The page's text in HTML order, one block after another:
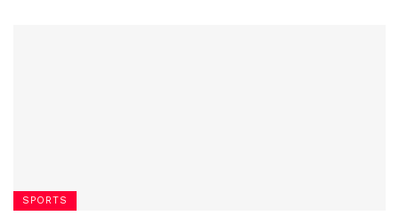
SPORTS